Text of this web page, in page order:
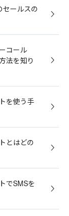
セールスの
コール
法を知り
を使う手
とはどの
でSMSを